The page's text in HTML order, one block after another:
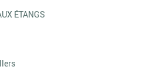
ÉTANGS